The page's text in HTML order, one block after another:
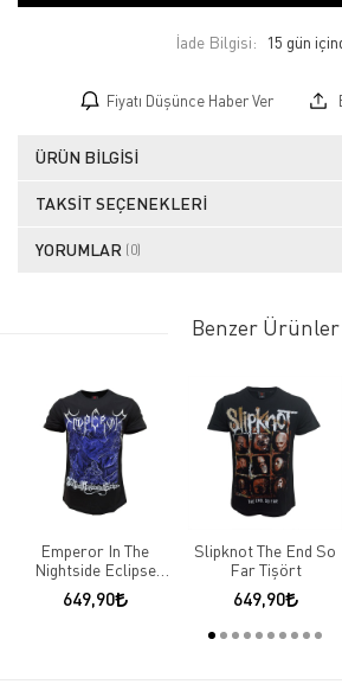
İade Bilgisi:
Fiyatı Düşünce Haber Ver
ÜRÜN BILGISI
TAKSIT SEÇENEKLERI
YORUMLAR (0)
Benzer Ürünler
Emperor In The
Nightside Eclipse
Tişört
649,90
Slipknot The End So
Far Tişört
649,90